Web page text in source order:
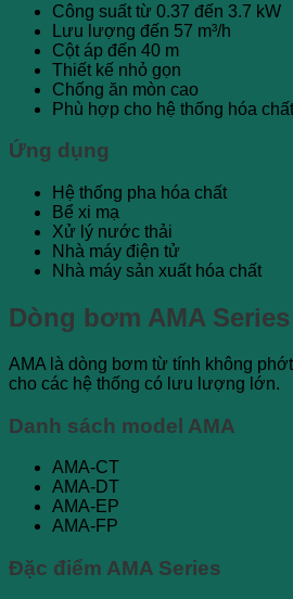
Công suất từ 0.37 đến 3.7 kW
Lưu lượng đến 57 m³/h
Cột áp đến 40 m
Thiết kế nhỏ gọn
Chống ăn mòn cao
Phù hợp cho hệ thống hóa
Ứng dụng
Hệ thống pha hóa chất
Bể xi mạ
Xử lý nước thải
Nhà máy điện tử
Nhà máy sản xuất hóa chất
Dòng bơm AMA Series
AMA là dòng bơm từ tính không
cho các hệ thống có lưu lượng lớn.
Danh sách model AMA
AMA-CT
AMA-DT
AMA-EP
AMA-FP
Đặc điểm AMA Series